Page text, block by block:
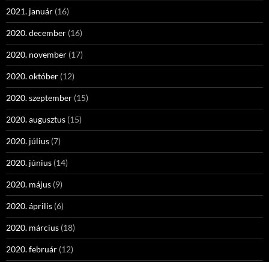
2021. január (16)
2020. december (16)
2020. november (17)
2020. október (12)
2020. szeptember (15)
2020. augusztus (15)
2020. július (7)
2020. június (14)
2020. május (9)
2020. április (6)
2020. március (18)
2020. február (12)